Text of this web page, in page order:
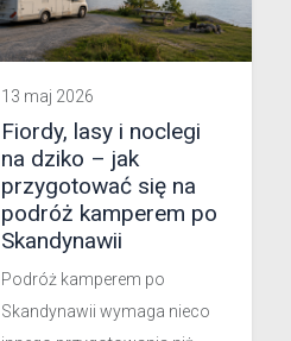
13 maj 2026
Fiordy, lasy i noclegi
na dziko – jak
przygotować się na
podróż kamperem po
Skandynawii
Podróż kamperem po
Skandynawii wymaga nieco